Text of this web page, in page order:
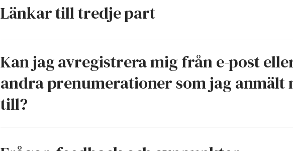
Länkar till tredje part
Kan jag avregistrera mig från e-post
andra prenumerationer som jag anmält
till?